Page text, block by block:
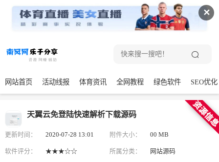
✕
网站首页 活动线报 体育资讯 全网教程 绿色软件 SEO优化
天翼云免登陆快速解析下载源码
更新时间： 2020-07-28 13:01 附件大小： 00 MB
软件评分： ★★★☆☆ 所属分类： 网站源码